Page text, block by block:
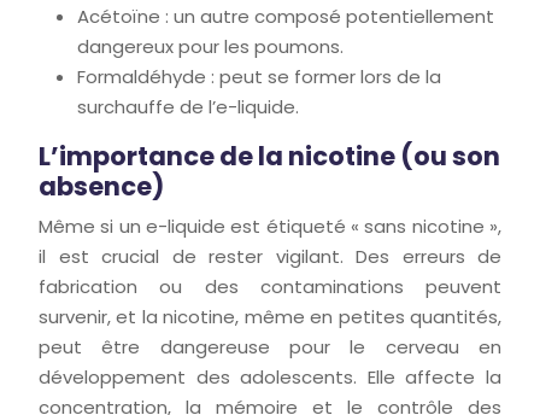
Acétoïne : un autre composé potentiellement
dangereux pour les poumons.
Formaldéhyde : peut se former lors de la
surchauffe de l’e-liquide.
L’importance de la nicotine (ou son
absence)
Même si un e-liquide est étiqueté « sans nicotine »,
il est crucial de rester vigilant. Des erreurs de
fabrication ou des contaminations peuvent
survenir, et la nicotine, même en petites quantités,
peut être dangereuse pour le cerveau en
développement des adolescents. Elle affecte la
concentration, la mémoire et le contrôle des